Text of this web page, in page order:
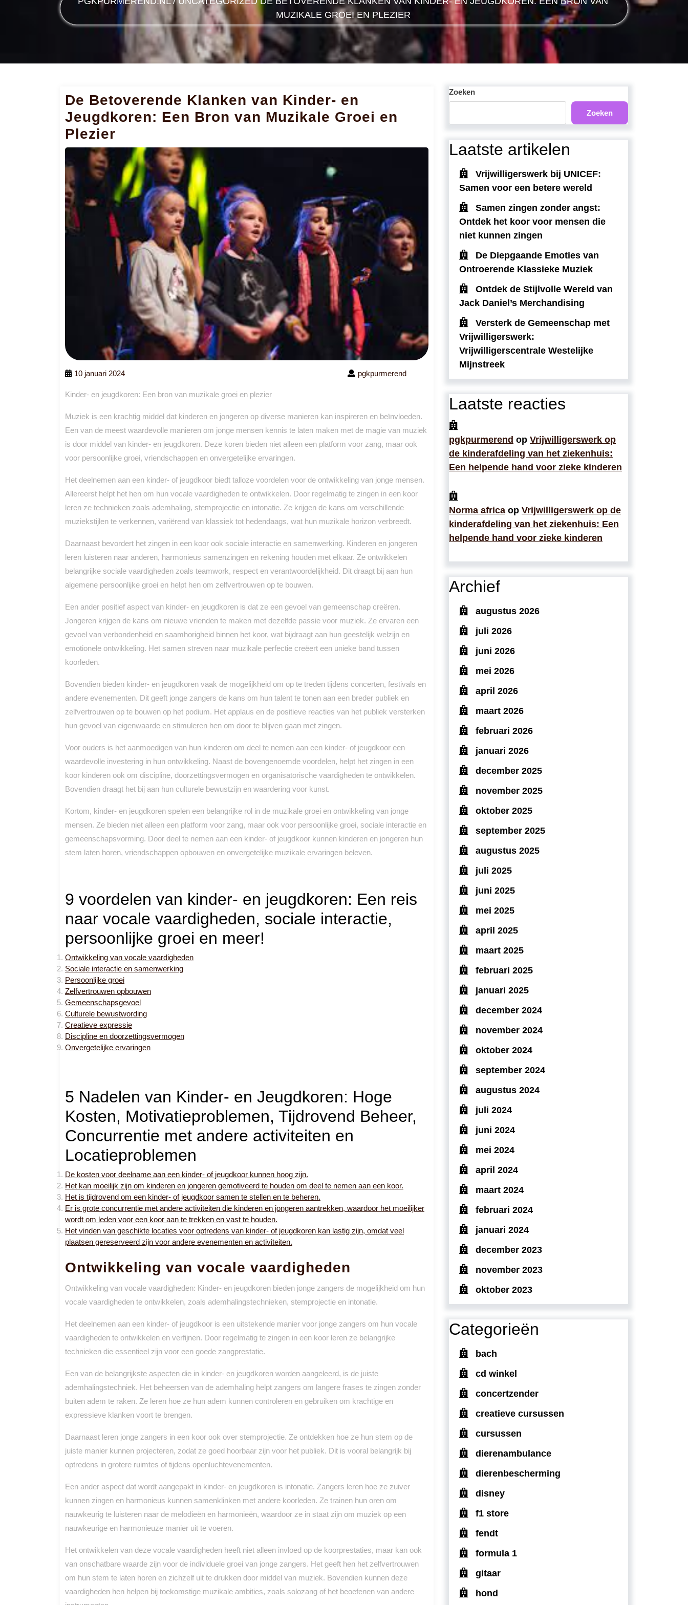
MUZIKALE GROEI EN PLEZIER
De Betoverende Klanken van Kinder- en
Jeugdkoren: Een Bron van Muzikale Groei en
Plezier
10 januari 2024 pgkpurmerend
Kinder- en jeugdkoren: Een bron van muzikale groei en plezier
Muziek is een krachtig middel dat kinderen en jongeren op diverse manieren kan inspireren en beïnvloeden.
Een van de meest waardevolle manieren om jonge mensen kennis te laten maken met de magie van muziek
is door middel van kinder- en jeugdkoren. Deze koren bieden niet alleen een platform voor zang, maar ook
voor persoonlijke groei, vriendschappen en onvergetelijke ervaringen.
Het deelnemen aan een kinder- of jeugdkoor biedt talloze voordelen voor de ontwikkeling van jonge mensen.
Allereerst helpt het hen om hun vocale vaardigheden te ontwikkelen. Door regelmatig te zingen in een koor
leren ze technieken zoals ademhaling, stemprojectie en intonatie. Ze krijgen de kans om verschillende
muziekstijlen te verkennen, variërend van klassiek tot hedendaags, wat hun muzikale horizon verbreedt.
Daarnaast bevordert het zingen in een koor ook sociale interactie en samenwerking. Kinderen en jongeren
leren luisteren naar anderen, harmonieus samenzingen en rekening houden met elkaar. Ze ontwikkelen
belangrijke sociale vaardigheden zoals teamwork, respect en verantwoordelijkheid. Dit draagt bij aan hun
algemene persoonlijke groei en helpt hen om zelfvertrouwen op te bouwen.
Een ander positief aspect van kinder- en jeugdkoren is dat ze een gevoel van gemeenschap creëren.
Jongeren krijgen de kans om nieuwe vrienden te maken met dezelfde passie voor muziek. Ze ervaren een
gevoel van verbondenheid en saamhorigheid binnen het koor, wat bijdraagt aan hun geestelijk welzijn en
emotionele ontwikkeling. Het samen streven naar muzikale perfectie creëert een unieke band tussen
koorleden.
Bovendien bieden kinder- en jeugdkoren vaak de mogelijkheid om op te treden tijdens concerten, festivals en
andere evenementen. Dit geeft jonge zangers de kans om hun talent te tonen aan een breder publiek en
zelfvertrouwen op te bouwen op het podium. Het applaus en de positieve reacties van het publiek versterken
hun gevoel van eigenwaarde en stimuleren hen om door te blijven gaan met zingen.
Voor ouders is het aanmoedigen van hun kinderen om deel te nemen aan een kinder- of jeugdkoor een
waardevolle investering in hun ontwikkeling. Naast de bovengenoemde voordelen, helpt het zingen in een
koor kinderen ook om discipline, doorzettingsvermogen en organisatorische vaardigheden te ontwikkelen.
Bovendien draagt het bij aan hun culturele bewustzijn en waardering voor kunst.
Kortom, kinder- en jeugdkoren spelen een belangrijke rol in de muzikale groei en ontwikkeling van jonge
mensen. Ze bieden niet alleen een platform voor zang, maar ook voor persoonlijke groei, sociale interactie en
gemeenschapsvorming. Door deel te nemen aan een kinder- of jeugdkoor kunnen kinderen en jongeren hun
stem laten horen, vriendschappen opbouwen en onvergetelijke muzikale ervaringen beleven.
9 voordelen van kinder- en jeugdkoren: Een reis
naar vocale vaardigheden, sociale interactie,
persoonlijke groei en meer!
Ontwikkeling van vocale vaardigheden
Sociale interactie en samenwerking
Persoonlijke groei
Zelfvertrouwen opbouwen
Gemeenschapsgevoel
Culturele bewustwording
Creatieve expressie
Discipline en doorzettingsvermogen
Onvergetelijke ervaringen
5 Nadelen van Kinder- en Jeugdkoren: Hoge
Kosten, Motivatieproblemen, Tijdrovend Beheer,
Concurrentie met andere activiteiten en
Locatieproblemen
De kosten voor deelname aan een kinder- of jeugdkoor kunnen hoog zijn.
Het kan moeilijk zijn om kinderen en jongeren gemotiveerd te houden om deel te nemen aan een koor.
Het is tijdrovend om een ​​kinder- of jeugdkoor samen te stellen en te beheren.
Er is grote concurrentie met andere activiteiten die kinderen en jongeren aantrekken, waardoor het moeilijker
wordt om leden voor een koor aan te trekken en vast te houden.
Het vinden van geschikte locaties voor optredens van kinder- of jeugdkoren kan lastig zijn, omdat veel
plaatsen gereserveerd zijn voor andere evenementen en activiteiten.
Ontwikkeling van vocale vaardigheden
Ontwikkeling van vocale vaardigheden: Kinder- en jeugdkoren bieden jonge zangers de mogelijkheid om hun
vocale vaardigheden te ontwikkelen, zoals ademhalingstechnieken, stemprojectie en intonatie.
Het deelnemen aan een kinder- of jeugdkoor is een uitstekende manier voor jonge zangers om hun vocale
vaardigheden te ontwikkelen en verfijnen. Door regelmatig te zingen in een koor leren ze belangrijke
technieken die essentieel zijn voor een goede zangprestatie.
Een van de belangrijkste aspecten die in kinder- en jeugdkoren worden aangeleerd, is de juiste
ademhalingstechniek. Het beheersen van de ademhaling helpt zangers om langere frases te zingen zonder
buiten adem te raken. Ze leren hoe ze hun adem kunnen controleren en gebruiken om krachtige en
expressieve klanken voort te brengen.
Daarnaast leren jonge zangers in een koor ook over stemprojectie. Ze ontdekken hoe ze hun stem op de
juiste manier kunnen projecteren, zodat ze goed hoorbaar zijn voor het publiek. Dit is vooral belangrijk bij
optredens in grotere ruimtes of tijdens openluchtevenementen.
Een ander aspect dat wordt aangepakt in kinder- en jeugdkoren is intonatie. Zangers leren hoe ze zuiver
kunnen zingen en harmonieus kunnen samenklinken met andere koorleden. Ze trainen hun oren om
nauwkeurig te luisteren naar de melodieën en harmonieën, waardoor ze in staat zijn om muziek op een
nauwkeurige en harmonieuze manier uit te voeren.
Het ontwikkelen van deze vocale vaardigheden heeft niet alleen invloed op de koorprestaties, maar kan ook
van onschatbare waarde zijn voor de individuele groei van jonge zangers. Het geeft hen het zelfvertrouwen
om hun stem te laten horen en zichzelf uit te drukken door middel van muziek. Bovendien kunnen deze
vaardigheden hen helpen bij toekomstige muzikale ambities, zoals solozang of het beoefenen van andere
Zoeken
Zoeken
Laatste artikelen
Vrijwilligerswerk bij UNICEF:
Samen voor een betere wereld
Samen zingen zonder angst:
Ontdek het koor voor mensen die
niet kunnen zingen
De Diepgaande Emoties van
Ontroerende Klassieke Muziek
Ontdek de Stijlvolle Wereld van
Jack Daniel’s Merchandising
Versterk de Gemeenschap met
Vrijwilligerswerk:
Vrijwilligerscentrale Westelijke
Mijnstreek
Laatste reacties
pgkpurmerend op Vrijwilligerswerk op
de kinderafdeling van het ziekenhuis:
Een helpende hand voor zieke kinderen
Norma africa op Vrijwilligerswerk op de
kinderafdeling van het ziekenhuis: Een
helpende hand voor zieke kinderen
Archief
augustus 2026
juli 2026
juni 2026
mei 2026
april 2026
maart 2026
februari 2026
januari 2026
december 2025
november 2025
oktober 2025
september 2025
augustus 2025
juli 2025
juni 2025
mei 2025
april 2025
maart 2025
februari 2025
januari 2025
december 2024
november 2024
oktober 2024
september 2024
augustus 2024
juli 2024
juni 2024
mei 2024
april 2024
maart 2024
februari 2024
januari 2024
december 2023
november 2023
oktober 2023
Categorieën
bach
cd winkel
concertzender
creatieve cursussen
cursussen
dierenambulance
dierenbescherming
disney
f1 store
fendt
formula 1
gitaar
hond